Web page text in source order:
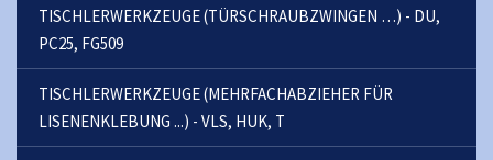
TISCHLERWERKZEUGE (TÜRSCHRAUBZWINGEN …) - DU,
PC25, FG509
TISCHLERWERKZEUGE (MEHRFACHABZIEHER FÜR
LISENENKLEBUNG ...) - VLS, HUK, T